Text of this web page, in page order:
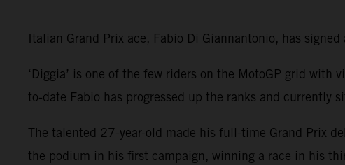
Italian Grand Prix ace, Fabio Di Giannantonio, has
‘Diggia’ is one of the few riders on the MotoGP grid
to-date Fabio has progressed up the ranks and
The talented 27-year-old made his full-time Grand Prix
the podium in his first campaign, winning a race in his